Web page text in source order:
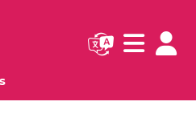
(huidige pagina)
Navigatie